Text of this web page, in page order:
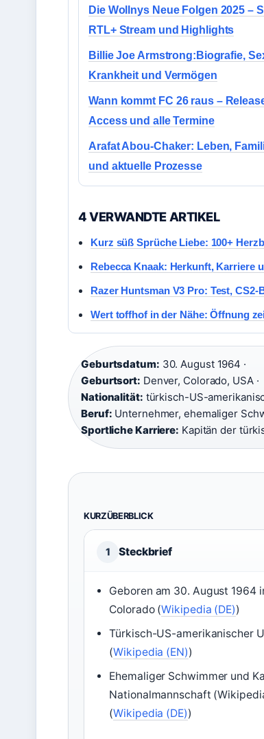
Die Wollnys Neue Folgen 2025 –
RTL+ Stream und Highlights
Billie Joe Armstrong:Biografie,
Krankheit und Vermögen
Wann kommt FC 26 raus –
Access und alle Termine
Arafat Abou-Chaker: Leben,
und aktuelle Prozesse
4 VERWANDTE ARTIKEL
Kurz süß Sprüche Liebe: 100+
Rebecca Knaak: Herkunft, Karriere
Razer Huntsman V3 Pro: Test, CS2-
Wert toffhof in der Nähe: Öffnung
Geburtsdatum: 30. August 1964 ·
Geburtsort: Denver, Colorado, USA ·
Nationalität: türkisch-US-
Beruf: Unternehmer, ehemaliger
Sportliche Karriere: Kapitän der
KURZÜBERBLICK
1 Steckbrief
Geboren am 30. August 1964
Colorado (Wikipedia (DE))
Türkisch-US-amerikanischer
(Wikipedia (EN))
Ehemaliger Schwimmer und
Nationalmannschaft
(Wikipedia (DE))